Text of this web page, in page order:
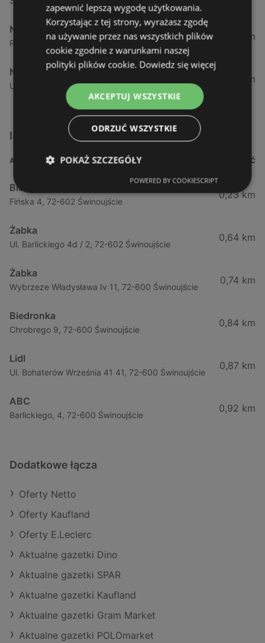
Netto
Polna 67 67, 72-500 Międzyzdroje
11,51 km
Netto
Ul. Gryfa Pomorskiego 17 17, 72-500 Międzyzdroje
12,41 km
Inne sklepy Supermarkety w pobliżu
ADRES ODLEGŁOŚĆ
Biedronka
Fińska 4, 72-602 Świnoujście
0,23 km
Żabka
Ul. Barlickiego 4d / 2, 72-602 Świnoujście
0,64 km
Żabka
Wybrzeze Władysława Iv 11, 72-600 Świnoujście
0,74 km
Biedronka
Chrobrego 9, 72-600 Świnoujście
0,84 km
Lidl
Ul. Bohaterów Września 41 41, 72-600 Świnoujście
0,87 km
ABC
Barlickiego, 4, 72-600 Świnoujście
0,92 km
Dodatkowe łącza
Oferty Netto
Oferty Kaufland
Oferty E.Leclerc
Aktualne gazetki Dino
Aktualne gazetki SPAR
Aktualne gazetki Kaufland
Aktualne gazetki Gram Market
Aktualne gazetki POLOmarket
zapewnić lepszą wygodę użytkowania.
Korzystając z tej strony, wyrażasz zgodę
na używanie przez nas wszystkich plików
cookie zgodnie z warunkami naszej
polityki plików cookie. Dowiedz się więcej
AKCEPTUJ WSZYSTKIE
ODRZUĆ WSZYSTKIE
POKAŻ SZCZEGÓŁY
POWERED BY COOKIESCRIPT